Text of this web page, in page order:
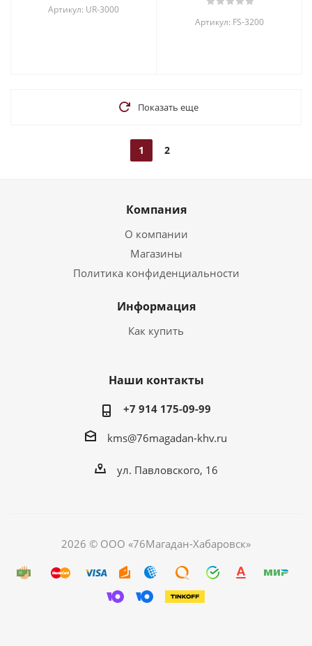
Артикул: UR-3000
Артикул: FS-3200
Показать еще
1 2
Компания
О компании
Магазины
Политика конфиденциальности
Информация
Как купить
Наши контакты
+7 914 175-09-99‬
kms@76magadan-khv.ru
ул. Павловского, 16
2026 © ООО «76Магадан-Хабаровск»